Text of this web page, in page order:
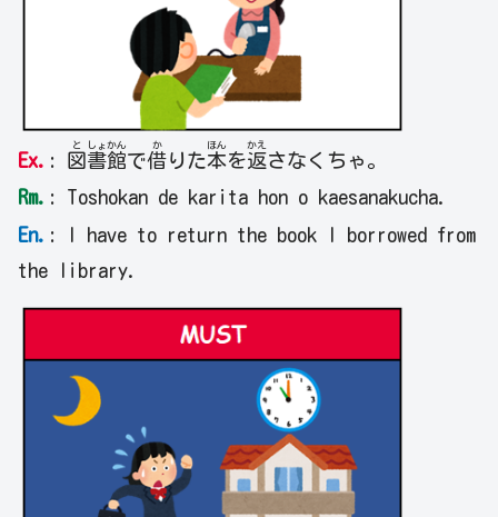
Ex. : 図
と
書
しょ
館
かん
で借
か
りた本
ほん
を返
かえ
さなくちゃ。
Rm. : Toshokan de karita hon o kaesanakucha.
En. : I have to return the book I borrowed from
the library.